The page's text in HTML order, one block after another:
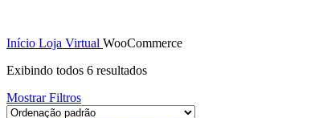
Início Loja Virtual WooCommerce
Exibindo todos 6 resultados
Mostrar Filtros